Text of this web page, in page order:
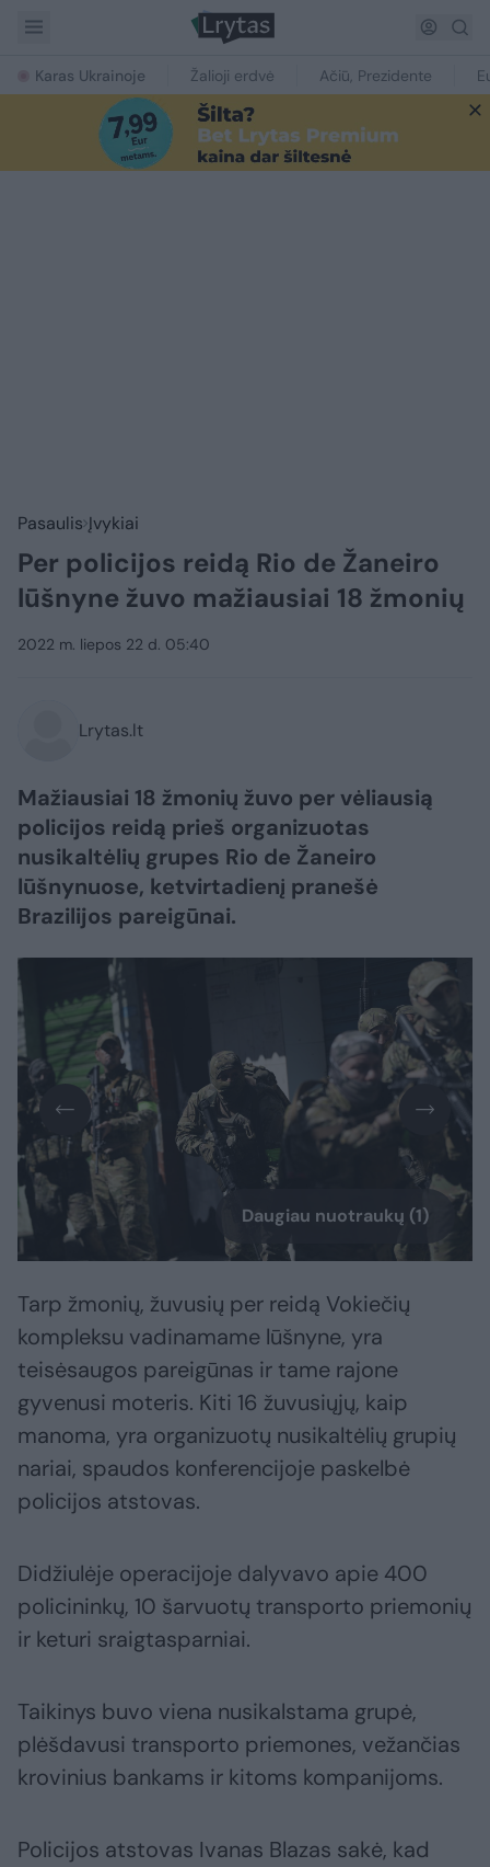
Karas Ukrainoje Žalioji erdvė Ačiū, Prezidente
Pasaulis Įvykiai
Per policijos reidą Rio de Žaneiro
lūšnyne žuvo mažiausiai 18 žmonių
2022 m. liepos 22 d. 05:40
Lrytas.lt
Mažiausiai 18 žmonių žuvo per vėliausią
policijos reidą prieš organizuotas
nusikaltėlių grupes Rio de Žaneiro
lūšnynuose, ketvirtadienį pranešė
Brazilijos pareigūnai.
Daugiau nuotraukų (1)
Tarp žmonių, žuvusių per reidą Vokiečių
kompleksu vadinamame lūšnyne, yra
teisėsaugos pareigūnas ir tame rajone
gyvenusi moteris. Kiti 16 žuvusiųjų, kaip
manoma, yra organizuotų nusikaltėlių grupių
nariai, spaudos konferencijoje paskelbė
policijos atstovas.
Didžiulėje operacijoje dalyvavo apie 400
policininkų, 10 šarvuotų transporto priemonių
ir keturi sraigtasparniai.
Taikinys buvo viena nusikalstama grupė,
plėšdavusi transporto priemones, vežančias
krovinius bankams ir kitoms kompanijoms.
Policijos atstovas Ivanas Blazas sakė, kad